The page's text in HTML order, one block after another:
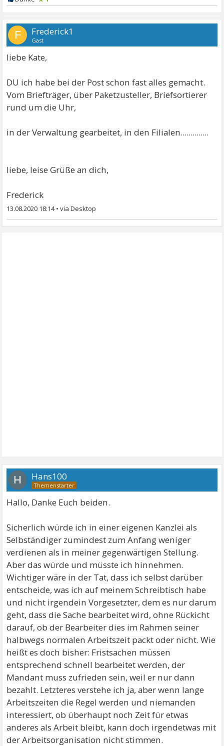
F Frederick1
Gast
liebe Kate,
DU ich habe bei der Post schon fast alles gemacht.
Vom Briefträger, über Paketzusteller, Briefsortierer
rund um die Uhr,
in der Verwaltung gearbeitet, in den Filialen..............
liebe, leise Grüße an dich,
Frederick
13.08.2020 18:14•
H Hans100
Hallo, Danke Euch beiden.
Sicherlich würde ich in einer eigenen Kanzlei als
Selbständiger zumindest zum Anfang weniger
verdienen als in meiner gegenwärtigen Stellung.
Aber das würde und müsste ich hinnehmen.
Wichtiger wäre in der Tat, dass ich selbst darüber
entscheide, was ich auf meinem Schreibtisch habe
und nicht irgendein Vorgesetzter, dem es nur darum
geht, dass die Sache bearbeitet wird, ohne Rückicht
darauf, ob der Bearbeiter dies im Rahmen seiner
halbwegs normalen Arbeitszeit packt oder nicht. Wie
heißt es doch bisher: Fristsachen müssen
entsprechend schnell bearbeitet werden, der
Mandant muss zufrieden sein, weil er nur dann
bezahlt. Letzteres verstehe ich ja, aber wenn lange
Arbeitszeiten die Regel werden und niemanden
interessiert, ob überhaupt noch Zeit für etwas
anderes als Arbeit bleibt, kann doch irgendetwas mit
der Arbeitsorganisation nicht stimmen.